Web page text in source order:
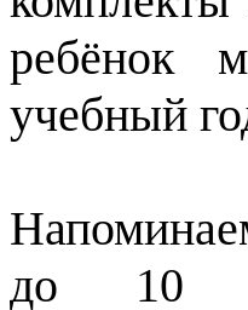
ребёнок
учебный
до 10